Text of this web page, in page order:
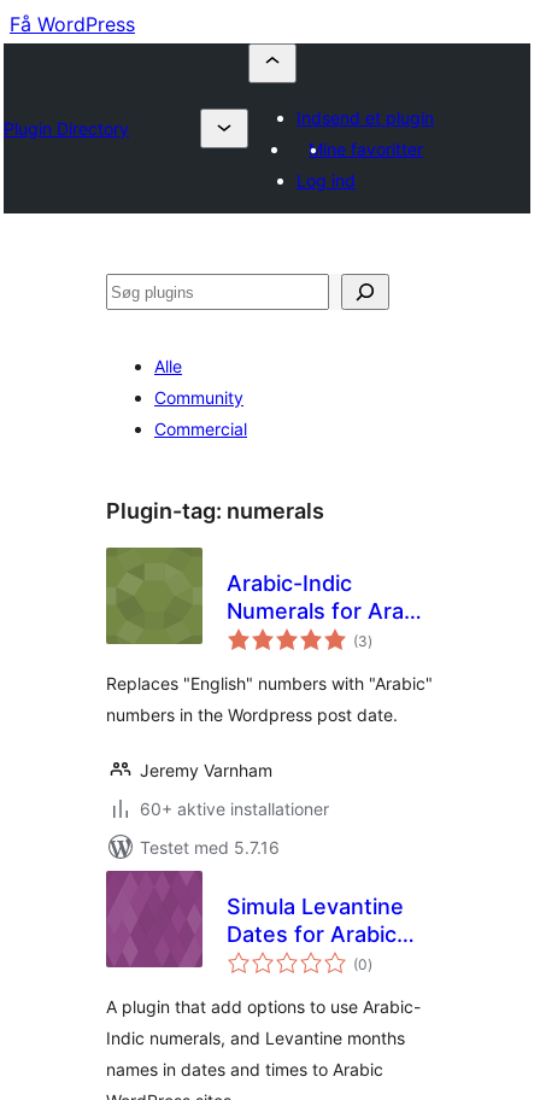
Få WordPress
Plugin Directory
Indsend et plugin
Mine favoritter
Log ind
Søg
Alle
Community
Commercial
Plugin-tag: numerals
Arabic-Indic
Numerals for Arabic
WordPress
(3totale
bedømmelser
)
Replaces "English" numbers with "Arabic"
numbers in the Wordpress post date.
Jeremy Varnham
60+ aktive installationer
Testet med 5.7.16
Simula Levantine
Dates for Arabic
Sites
(0totale
bedømmelser
)
A plugin that add options to use Arabic-
Indic numerals, and Levantine months
names in dates and times to Arabic